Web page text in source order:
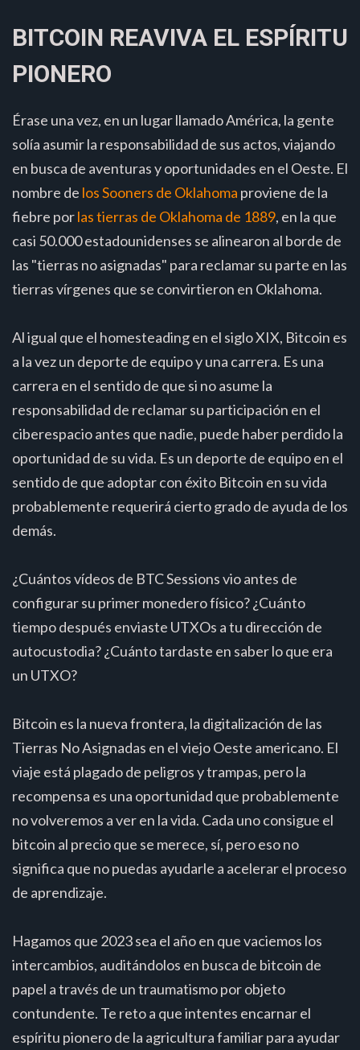
BITCOIN REAVIVA EL ESPÍRITU
PIONERO
Érase una vez, en un lugar llamado América, la gente
solía asumir la responsabilidad de sus actos, viajando
en busca de aventuras y oportunidades en el Oeste. El
nombre de los Sooners de Oklahoma proviene de la
fiebre porlas tierras de Oklahoma de 1889, en la que
casi 50.000 estadounidenses se alinearon al borde de
las "tierras no asignadas" para reclamar su parte en las
tierras vírgenes que se convirtieron en Oklahoma.
Al igual que el homesteading en el siglo XIX, Bitcoin es
a la vez un deporte de equipo y una carrera. Es una
carrera en el sentido de que si no asume la
responsabilidad de reclamar su participación en el
ciberespacio antes que nadie, puede haber perdido la
oportunidad de su vida. Es un deporte de equipo en el
sentido de que adoptar con éxito Bitcoin en su vida
probablemente requerirá cierto grado de ayuda de los
demás.
¿Cuántos vídeos de BTC Sessions vio antes de
configurar su primer monedero físico? ¿Cuánto
tiempo después enviaste UTXOs a tu dirección de
autocustodia? ¿Cuánto tardaste en saber lo que era
un UTXO?
Bitcoin es la nueva frontera, la digitalización de las
Tierras No Asignadas en el viejo Oeste americano. El
viaje está plagado de peligros y trampas, pero la
recompensa es una oportunidad que probablemente
no volveremos a ver en la vida. Cada uno consigue el
bitcoin al precio que se merece, sí, pero eso no
significa que no puedas ayudarle a acelerar el proceso
de aprendizaje.
Hagamos que 2023 sea el año en que vaciemos los
intercambios, auditándolos en busca de bitcoin de
papel a través de un traumatismo por objeto
contundente. Te reto a que intentes encarnar el
espíritu pionero de la agricultura familiar para ayudar